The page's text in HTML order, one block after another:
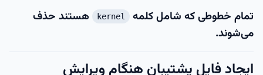
تمام خطوطی که شامل کلمه kernel
هستند حذف
می‌شوند.
ایجاد فایل پشتیبان هنگام ویرایش